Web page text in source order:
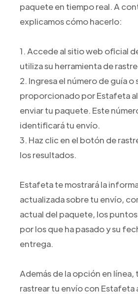
paquete en tiempo real. A
explicamos cómo hacerlo:
1. Accede al sitio web oficial
utiliza su herramienta de
2. Ingresa el número de guía
proporcionado por Estafeta
enviar tu paquete. Este
identificará tu envío.
3. Haz clic en el botón de
los resultados.
Estafeta te mostrará la
actualizada sobre tu envío,
actual del paquete, los
por los que ha pasado y su
entrega.
Además de la opción en
rastrear tu envío con Estafeta